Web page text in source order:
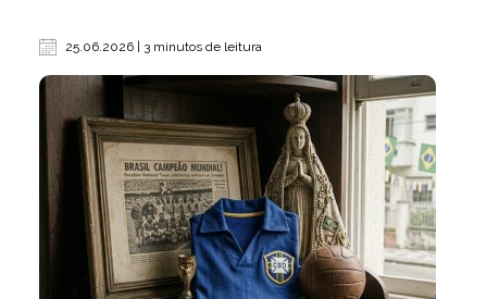
25.06.2026 | 3 minutos de leitura